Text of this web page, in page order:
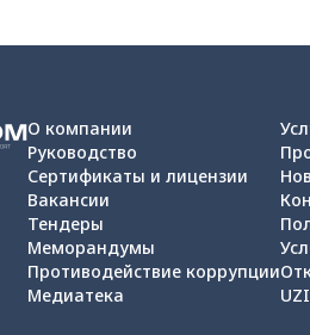
О компании
Руководство
Сертификаты и лицензии
Вакансии
Тендеры
Меморандумы
Противодействие коррупции
Медиатека